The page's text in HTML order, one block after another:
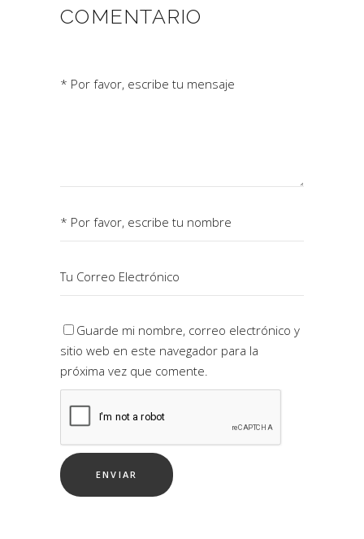
COMENTARIO
Guarde mi nombre, correo electrónico y
sitio web en este navegador para la
próxima vez que comente.